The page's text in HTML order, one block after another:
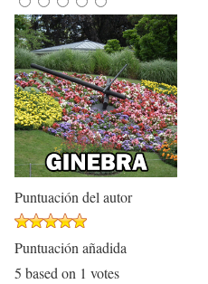
Puntuación del autor
Puntuación añadida
5 based on 1 votes